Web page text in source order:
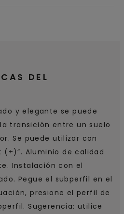
DEL
y elegante se puede
transición entre un suelo
Se puede utilizar con
(+)”. Aluminio de calidad
Instalación con el
Pegue el subperfil en el
presione el perfil de
Sugerencia: utilice